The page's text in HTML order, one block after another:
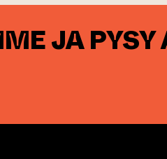
JA PYSY